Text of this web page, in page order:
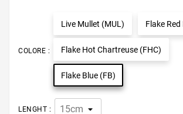
COLORE :
Live Mullet (MUL) Flake
Flake Hot Chartreuse (FHC)
Flake Blue (FB)
LENGHT :